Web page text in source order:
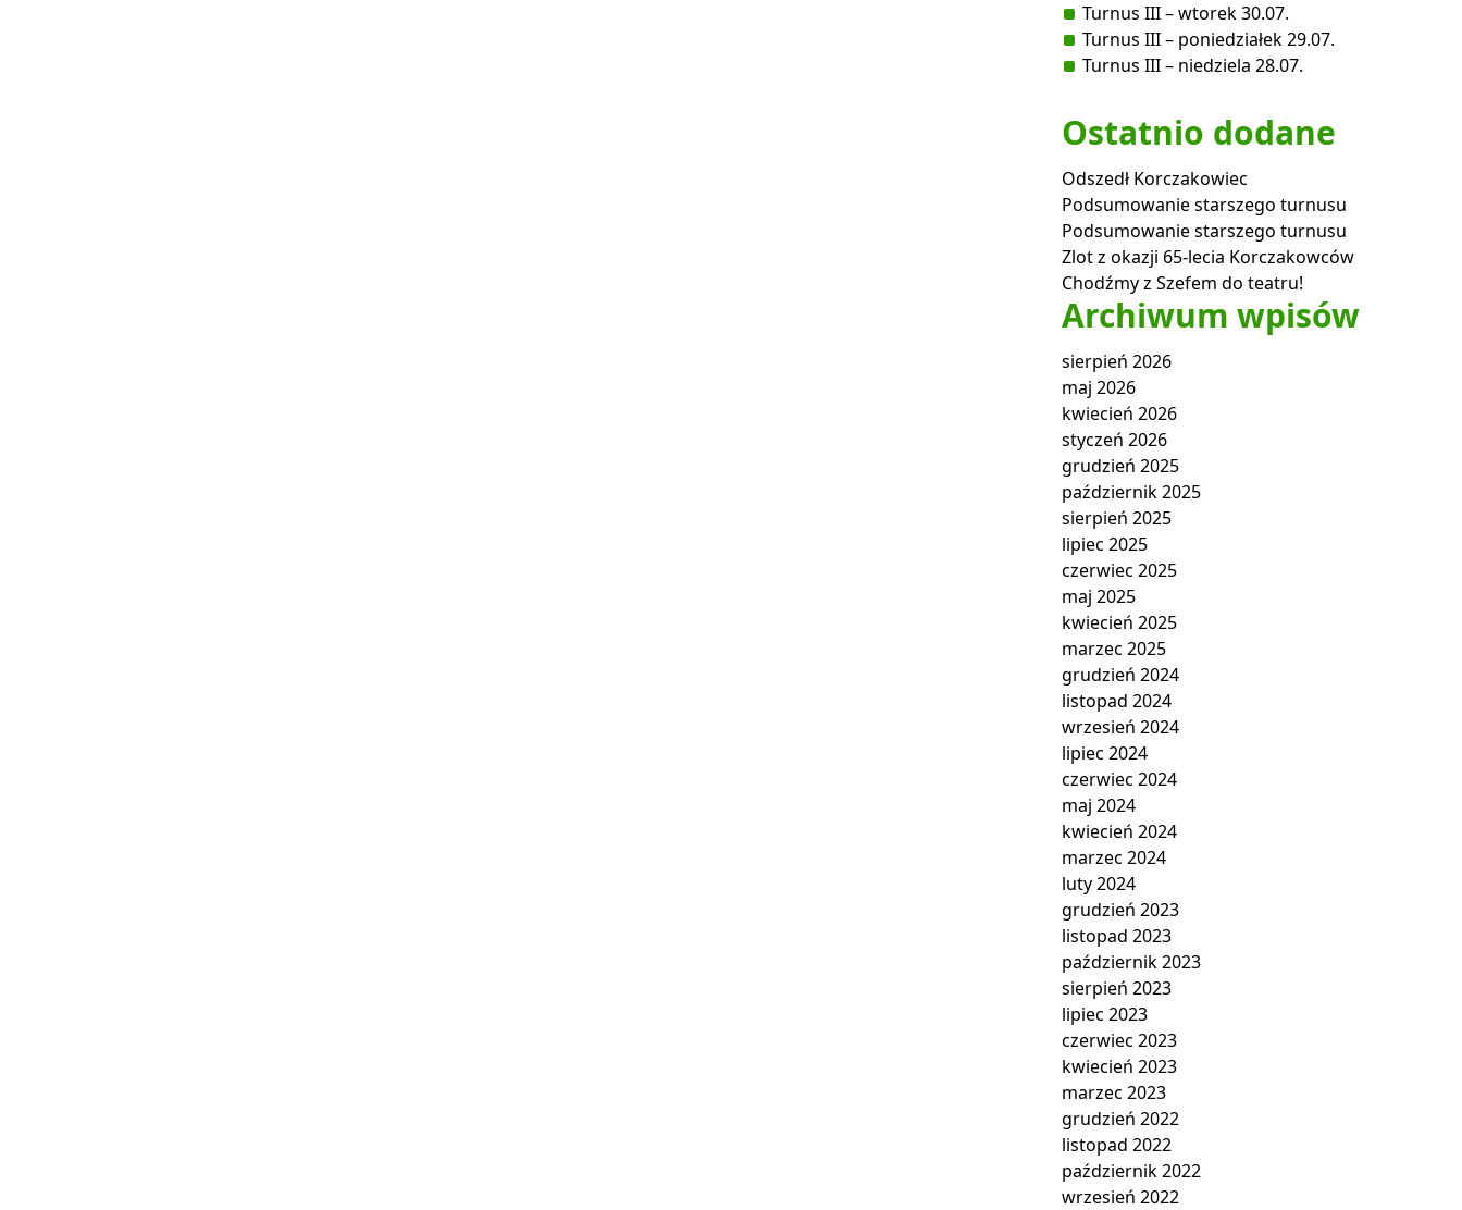
Turnus III – wtorek 30.07.
Turnus III – poniedziałek 29.07.
Turnus III – niedziela 28.07.
Ostatnio dodane
Odszedł Korczakowiec
Podsumowanie starszego turnusu
Podsumowanie starszego turnusu
Zlot z okazji 65-lecia Korczakowców
Chodźmy z Szefem do teatru!
Archiwum wpisów
sierpień 2026
maj 2026
kwiecień 2026
styczeń 2026
grudzień 2025
październik 2025
sierpień 2025
lipiec 2025
czerwiec 2025
maj 2025
kwiecień 2025
marzec 2025
grudzień 2024
listopad 2024
wrzesień 2024
lipiec 2024
czerwiec 2024
maj 2024
kwiecień 2024
marzec 2024
luty 2024
grudzień 2023
listopad 2023
październik 2023
sierpień 2023
lipiec 2023
czerwiec 2023
kwiecień 2023
marzec 2023
grudzień 2022
listopad 2022
październik 2022
wrzesień 2022